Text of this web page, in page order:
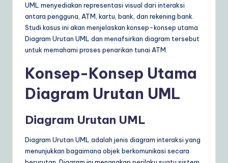
si
UML menyediakan representasi visual dari interaksi
antara pengguna, ATM, kartu, bank, dan rekening bank.
Studi kasus ini akan menjelaskan konsep-konsep utama
Diagram Urutan UML dan menafsirkan diagram tersebut
untuk memahami proses penarikan tunai ATM.
Konsep-Konsep Utama
Diagram Urutan UML
Diagram Urutan UML
Diagram Urutan UML adalah jenis diagram interaksi yang
menunjukkan bagaimana objek berkomunikasi secara